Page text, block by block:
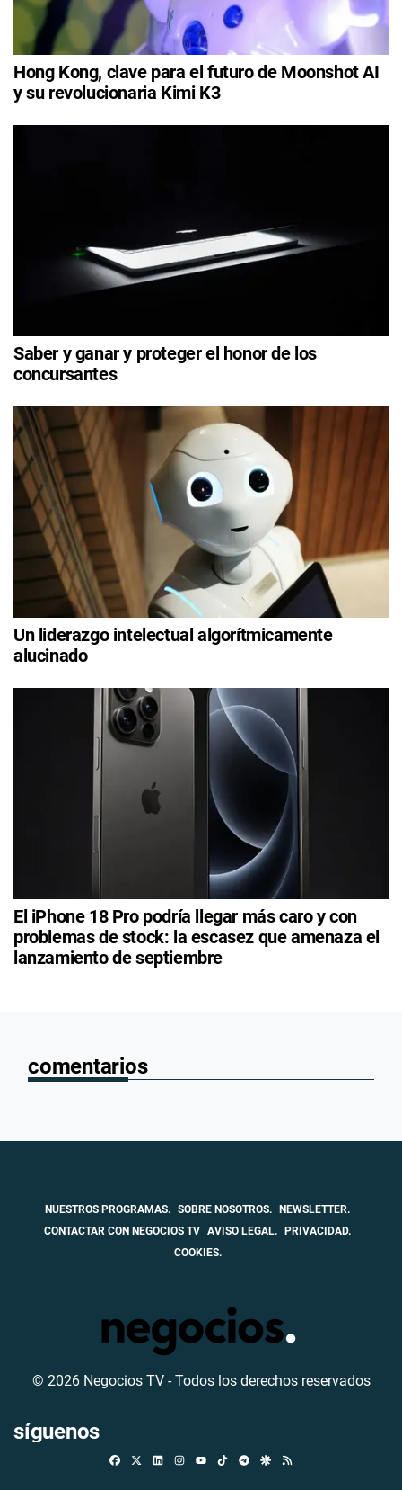
Hong Kong, clave para el futuro de Moonshot AI
y su revolucionaria Kimi K3
Saber y ganar y proteger el honor de los
concursantes
Un liderazgo intelectual algorítmicamente
alucinado
El iPhone 18 Pro podría llegar más caro y con
problemas de stock: la escasez que amenaza el
lanzamiento de septiembre
comentarios
NUESTROS PROGRAMAS. SOBRE NOSOTROS.
NEWSLETTER.
CONTACTAR CON NEGOCIOS TV AVISO LEGAL.
PRIVACIDAD.
COOKIES.
© 2026 Negocios TV - Todos los derechos reservados
síguenos
FacebookLinkedinInstagramTikTokTelegramGoogle Discover